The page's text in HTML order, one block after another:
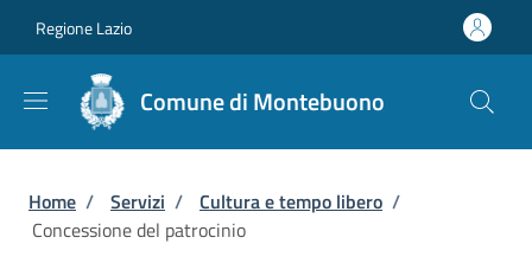
Regione Lazio
Comune di Montebuono
Briciole di pane
Home / Servizi / Cultura e tempo libero /
Concessione del patrocinio